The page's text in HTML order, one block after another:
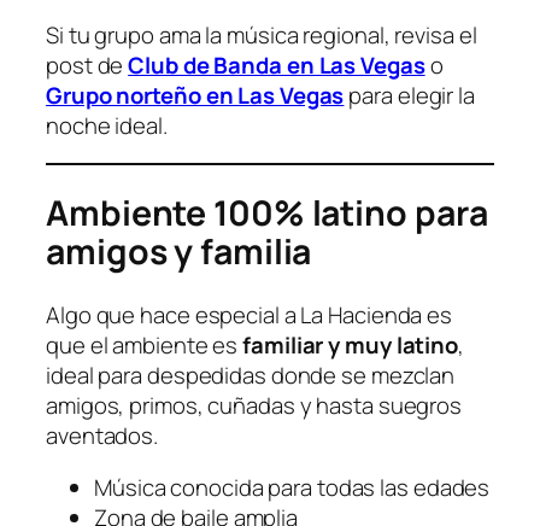
Si tu grupo ama la música regional, revisa el
post deClub de Banda en Las Vegaso
Grupo norteño en Las Vegaspara elegir la
noche ideal.
Ambiente 100% latino para
amigos y familia
Algo que hace especial a La Hacienda es
que el ambiente esfamiliar y muy latino,
ideal para despedidas donde se mezclan
amigos, primos, cuñadas y hasta suegros
aventados.
Música conocida para todas las edades
Zona de baile amplia